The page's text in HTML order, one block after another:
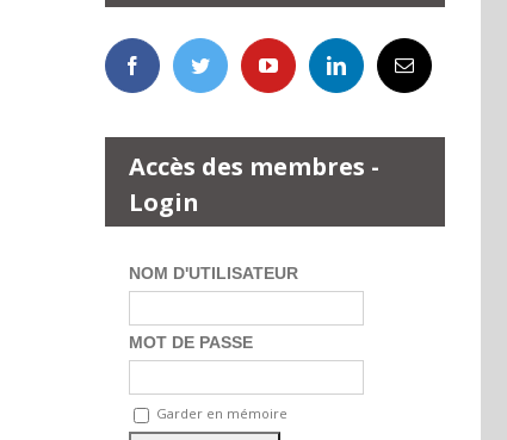
Accès des membres -
Login
NOM D'UTILISATEUR
MOT DE PASSE
Garder en mémoire